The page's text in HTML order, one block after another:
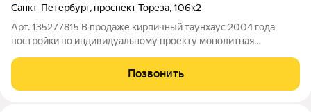
Санкт-Петербург, проспект Тореза,106к2
Арт. 135277815 В продаже кирпичный таунхаус 2004 года
постройки по индивидуальному проекту монолитная
квартир во всем доме. Территория огорожена и находится под
видеонаблюдением ТСЖ «Сосновка»,
Позвонить